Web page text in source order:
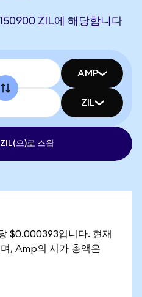
ZIL에 해당합니다
AMP
ZIL
으)로 스왑
$0.000393입니다. 현재
, Amp의 시가 총액은